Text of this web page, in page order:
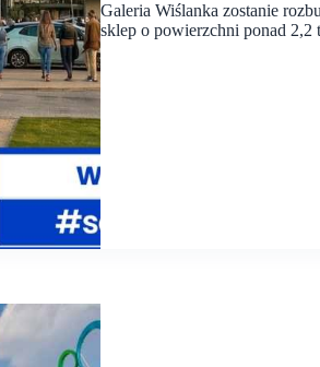
Galeria Wiślanka zostanie
sklep o powierzchni ponad 2,2